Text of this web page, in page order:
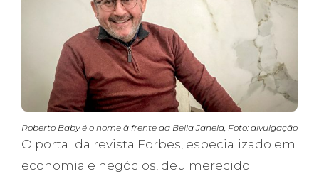
Roberto Baby é o nome à frente da Bella Janela, Foto: divulgação
O portal da revista Forbes, especializado em
economia e negócios, deu merecido